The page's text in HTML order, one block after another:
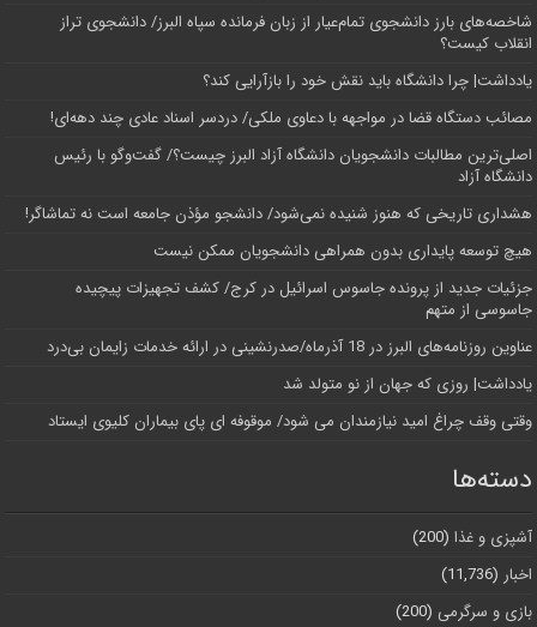
شاخصه‌های بارز دانشجوی تمام‌عیار از زبان فرمانده سپاه البرز/ دانشجوی تراز
انقلاب کیست؟
یادداشت| چرا دانشگاه باید نقش خود را بازآرایی کند؟
مصائب دستگاه قضا در مواجهه با دعاوی ملکی/ دردسر اسناد عادی چند‌ دهه‌ای!
اصلی‌ترین مطالبات دانشجویان دانشگاه آزاد البرز چیست؟/ گفت‌وگو با رئیس
دانشگاه آز‌اد
هشداری تاریخی که هنوز شنیده نمی‌شود/ دانشجو مؤذن جامعه است نه تماشاگر!
هیچ توسعه پایداری بدون همراهی دانشجویان ممکن نیست
جزئیات جدید از پرونده جاسوس اسرائیل در کرج/‌ کشف تجهیزات پیچیده
جاسوسی از متهم
عناوین روزنامه‌های البرز در ‌18 آذرماه/صدرنشینی در ارائه خدمات زایمان بی‌درد
یادداشت| روزی که جهان از نو متولد شد
وقتی وقف چراغ امید نیازمندان می شود/ موقوفه ای پای بیماران کلیوی ایستاد
دسته‌ها
آشپزی و غذا (200)
اخبار (11,736)
بازی و سرگرمی (200)